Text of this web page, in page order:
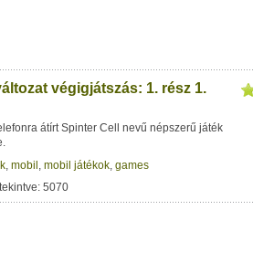
végigjátszás: 1. rész 1.
átírt Spinter Cell nevű népszerű játék
, mobil , mobil játékok, games
5070